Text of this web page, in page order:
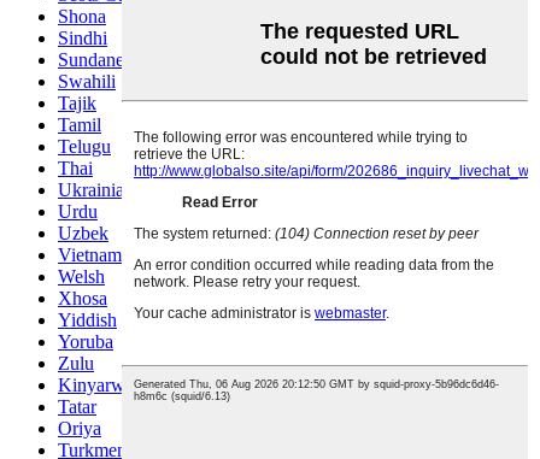
Shona
Sindhi
Sundanese
Swahili
Tajik
Tamil
Telugu
Thai
Ukrainian
Urdu
Uzbek
Vietnamese
Welsh
Xhosa
Yiddish
Yoruba
Zulu
Kinyarwanda
Tatar
Oriya
Turkmen